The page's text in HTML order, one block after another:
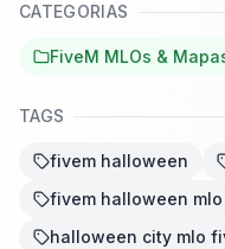
CATEGORIAS
FiveM MLOs &
TAGS
fivem halloween
fivem halloween mlo
halloween city mlo